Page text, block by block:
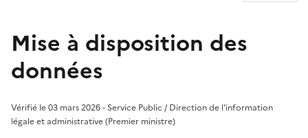
Mise à disposition des
données
Vérifié le 03 mars 2026 - Service Public / Direction de l'information
légale et administrative (Premier ministre)